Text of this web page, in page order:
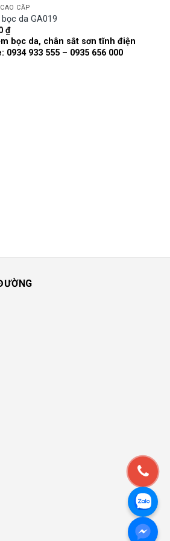
wishlist
CẤP
da GA019
₫
bọc da, chân sắt sơn tĩnh điện
0934 933 555 – 0935 656 000